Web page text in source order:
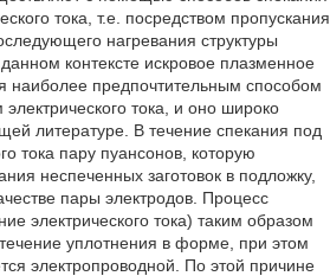
тока, т.е. посредством пропускания
нагревания структуры
контексте искровое плазменное
наиболее предпочтительным способом
тока, и оно широко
литературе. В течение спекания под
тока пару пуансонов, которую
неспеченных заготовок в подложку,
пары электродов. Процесс
электрического тока) таким образом
уплотнения в форме, при этом
электропроводной. По этой причине